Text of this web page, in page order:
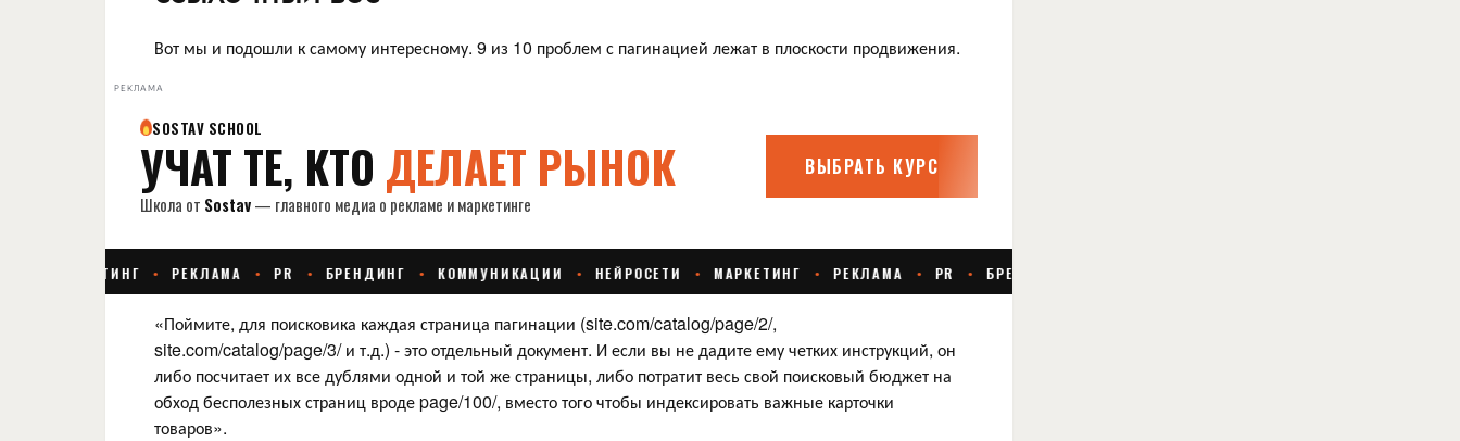
Вот мы и подошли к самому интересному. 9 из 10 проблем с пагинацией лежат в плоскости продвижения.
РЕКЛАМА
«Поймите, для поисковика каждая страница пагинации (site.com/catalog/page/2/,
site.com/catalog/page/3/ и т.д.) - это отдельный документ. И если вы не дадите ему четких инструкций, он
либо посчитает их все дублями одной и той же страницы, либо потратит весь свой поисковый бюджет на
обход бесполезных страниц вроде page/100/, вместо того чтобы индексировать важные карточки
товаров».